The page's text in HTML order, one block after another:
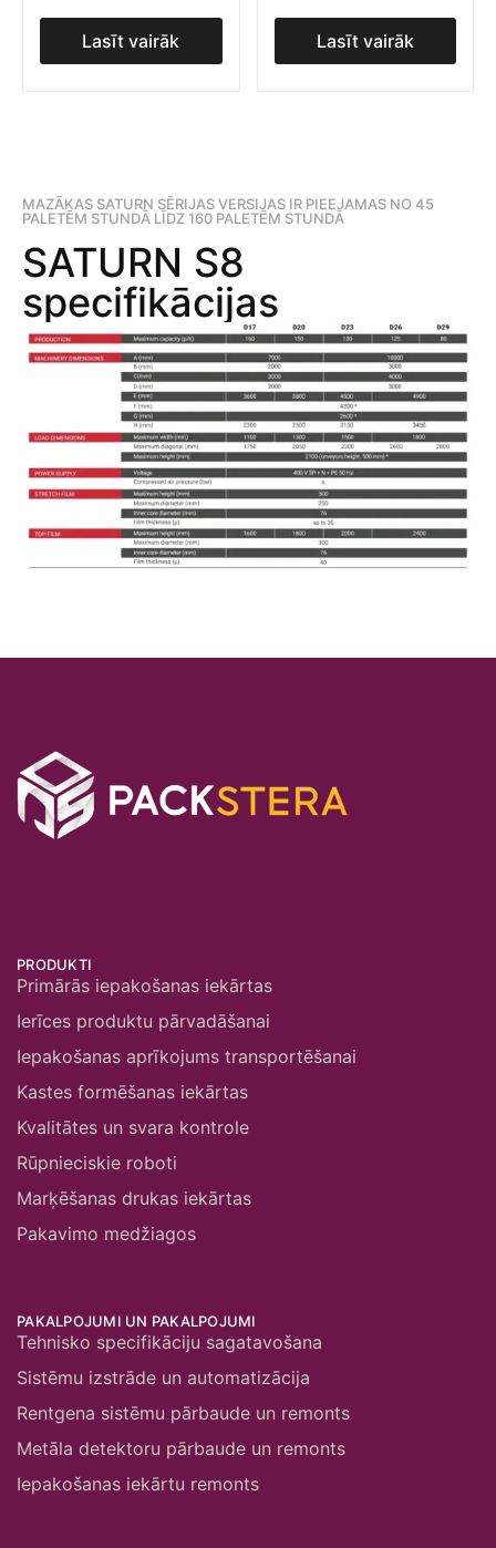
Lasīt vairāk
Lasīt vairāk
MAZĀKAS SATURN SĒRIJAS VERSIJAS IR PIEEJAMAS NO 45
PALETĒM STUNDĀ LĪDZ 160 PALETĒM STUNDĀ
SATURN S8
specifikācijas
PRODUKTI
Primārās iepakošanas iekārtas
Ierīces produktu pārvadāšanai
Iepakošanas aprīkojums transportēšanai
Kastes formēšanas iekārtas
Kvalitātes un svara kontrole
Rūpnieciskie roboti
Marķēšanas drukas iekārtas
Pakavimo medžiagos
PAKALPOJUMI UN PAKALPOJUMI
Tehnisko specifikāciju sagatavošana
Sistēmu izstrāde un automatizācija
Rentgena sistēmu pārbaude un remonts
Metāla detektoru pārbaude un remonts
Iepakošanas iekārtu remonts